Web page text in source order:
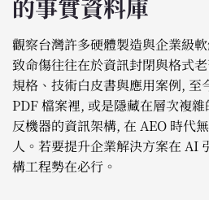
的事實資料庫
觀察台灣許多硬體製造與企業級
致命傷往往在於資訊封閉與格式
規格、技術白皮書與應用案例, 至
PDF 檔案裡, 或是隱藏在層次複
反機器的資訊架構, 在 AEO 時代
人。若要提升企業解決方案在 AI
構工程勢在必行。